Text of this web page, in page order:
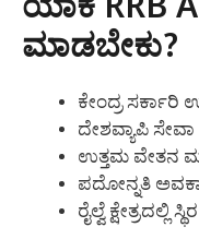
ಯಾಕೆ RRB
ಮಾಡಬೇಕು?
ಕೇಂದ್ರ
ದೇಶವ್ಯಾಪಿ
ಉತ್ತಮ ವೇತನ
ಪದೋನ್ನತಿ
ರೈಲ್ವೆ ಕ್ಷೇತ್ರದಲ್ಲಿ